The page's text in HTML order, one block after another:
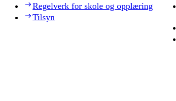
Regelverk for skole og opplæring
Tilsyn